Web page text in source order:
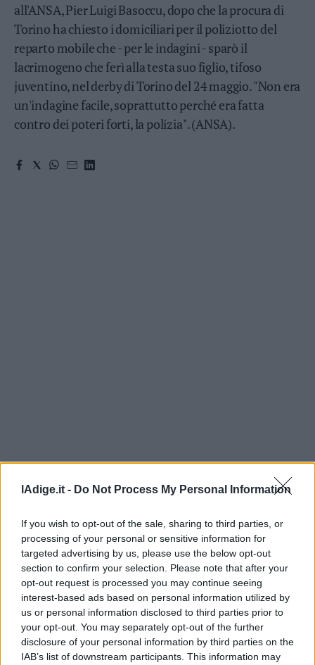
lAdige.it - Do Not Process My Personal Information
If you wish to opt-out of the sale, sharing to third parties, or
processing of your personal or sensitive information for
targeted advertising by us, please use the below opt-out
section to confirm your selection. Please note that after your
opt-out request is processed you may continue seeing
interest-based ads based on personal information utilized by
us or personal information disclosed to third parties prior to
your opt-out. You may separately opt-out of the further
disclosure of your personal information by third parties on the
IAB’s list of downstream participants. This information may
Laghi
Valsugana
–
Primiero
Vallagarina
Sole
–
Social media
all'ANSA, Pier Luigi Basoccu, dopo che la procura di
Torino ha chiesto i domiciliari per il poliziotto del
reparto mobile che - per le indagini - sparò il
lacrimogeno che ferì alla testa suo figlio, tifoso
juventino, nel derby di Torino del 24 maggio. "Non era
un'indagine facile, soprattutto perché era fatta
contro dei poteri forti, la polizia". (ANSA).